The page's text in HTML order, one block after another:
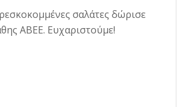
σαλάτες δώρισε
ΑΒΕΕ. Ευχαριστούμε!